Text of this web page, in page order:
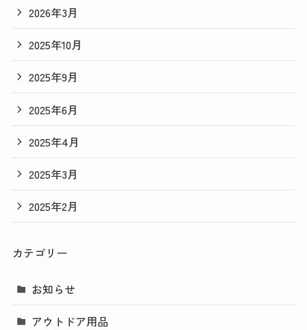
2026年3月
2025年10月
2025年9月
2025年6月
2025年4月
2025年3月
2025年2月
カテゴリー
お知らせ
アウトドア用品